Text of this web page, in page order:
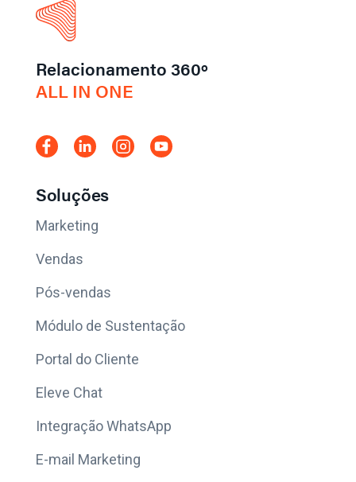
Relacionamento 360º
ALL IN ONE
Soluções
Marketing
Vendas
Pós-vendas
Módulo de Sustentação
Portal do Cliente
Eleve Chat
Integração WhatsApp
E-mail Marketing